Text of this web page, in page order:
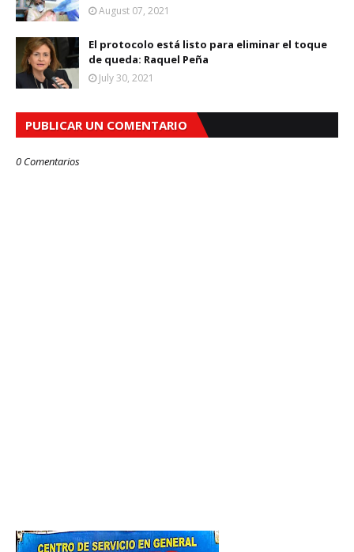
August 07, 2021
El protocolo está listo para eliminar el toque
de queda: Raquel Peña
July 30, 2021
PUBLICAR UN COMENTARIO
0 Comentarios